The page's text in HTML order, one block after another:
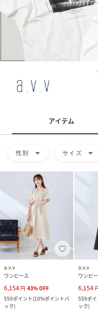
アイテム
性別 arrow_drop_down サイズ arrow_drop_down
a.v.v
ワンピース
6,154 円 43%OFF
559ポイント(10%ポイントバ
ック)
a.v.v
ワンピ
6,154
559ポイ
ック)